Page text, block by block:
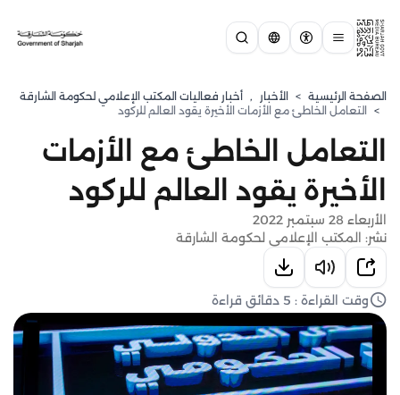
الصفحة الرئيسية > الأخبار , أخبار فعاليات المكتب الإعلامي لحكومة الشارقة
>
التعامل الخاطئ مع الأزمات الأخيرة يقود العالم للركود
التعامل الخاطئ مع الأزمات
الأخيرة يقود العالم للركود
الأربعاء 28 سبتمبر 2022
نشر: المكتب الإعلامي لحكومة الشارقة
وقت القراءة : 5 دقائق قراءة